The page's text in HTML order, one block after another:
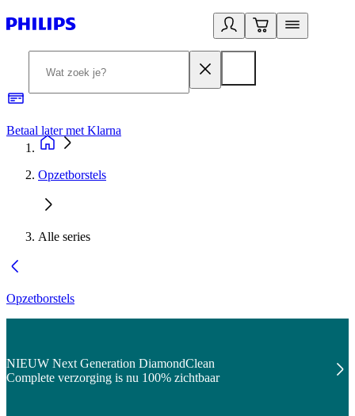
Betaal later met Klarna
Opzetborstels
Alle series
Opzetborstels
NIEUW Next Generation DiamondClean
Complete verzorging is nu 100% zichtbaar